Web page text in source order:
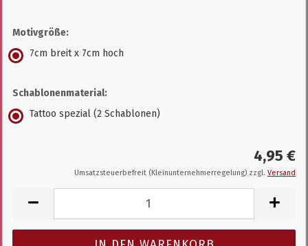
Motivgröße:
7cm breit x 7cm hoch
Schablonenmaterial:
Tattoo spezial (2 Schablonen)
4,95 €
Umsatzsteuerbefreit (Kleinunternehmerregelung) zzgl. Versand